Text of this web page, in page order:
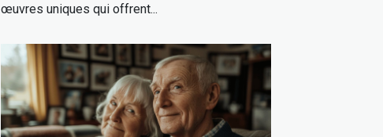
œuvres uniques qui offrent...